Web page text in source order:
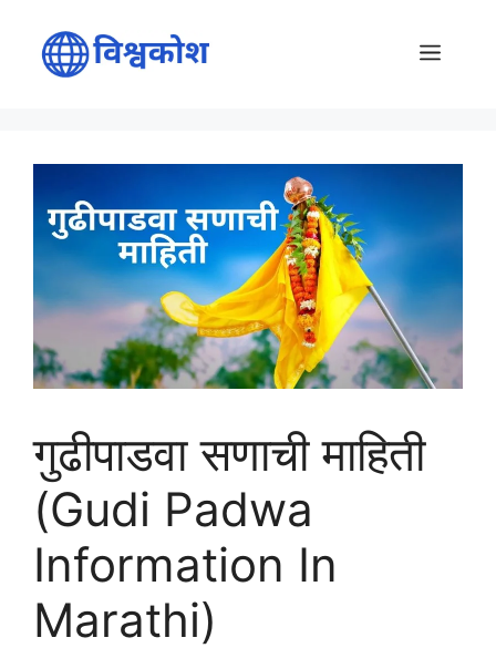
content
Menu
गुढीपाडवा सणाची माहिती
(Gudi Padwa
Information In
Marathi)